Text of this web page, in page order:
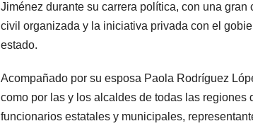
Jiménez durante su carrera política, con una
civil organizada y la iniciativa privada con el
estado.
Acompañado por su esposa Paola Rodríguez
como por las y los alcaldes de todas las
funcionarios estatales y municipales,